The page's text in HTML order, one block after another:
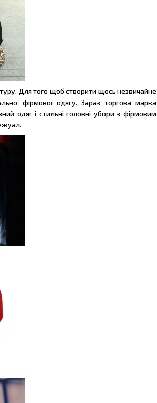
Для того щоб створити щось незвичайне
фірмової одягу. Зараз торгова марка
одяг і стильні головні убори з фірмовим